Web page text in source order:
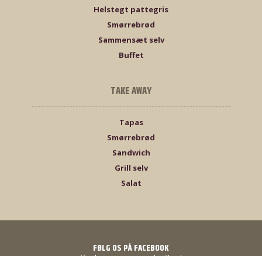
Helstegt pattegris
Smørrebrød
Sammensæt selv
Buffet
TAKE AWAY
Tapas
Smørrebrød
Sandwich
Grill selv
Salat
FØLG OS PÅ FACEBOOK